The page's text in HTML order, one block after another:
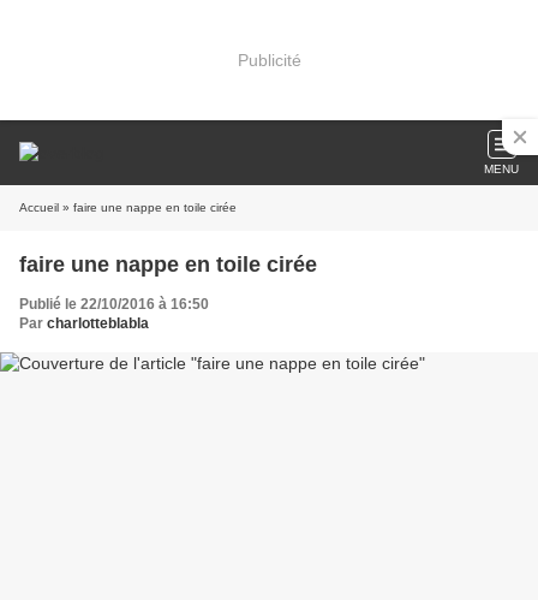
Publicité
MENU
Accueil » faire une nappe en toile cirée
faire une nappe en toile cirée
Publié le 22/10/2016 à 16:50
Par charlotteblabla